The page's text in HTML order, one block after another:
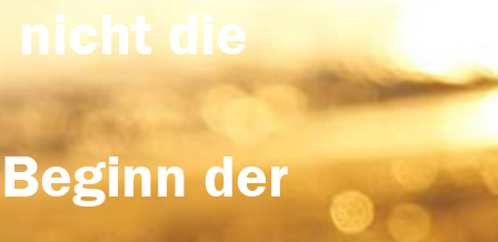
nicht die
der